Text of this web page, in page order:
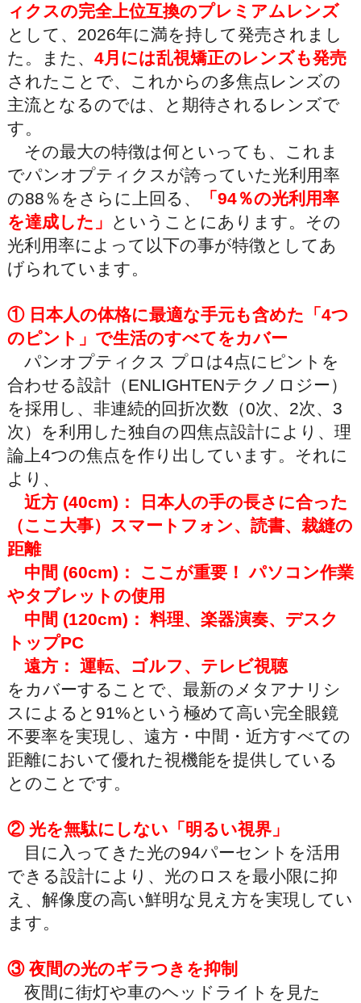
ィクスの完全上位互換のプレミアムレンズ
として、2026年に満を持して発売されまし
た。また、 4月には乱視矯正のレンズも発売
されたことで、これからの多焦点レンズの
主流となるのでは、と期待されるレンズで
す。
その最大の特徴は何といっても、これま
でパンオプティクスが誇っていた光利用率
の88％をさらに上回る、
「94％の光利用率
を達成した」
ということにあります。その
光利用率によって以下の事が特徴としてあ
げられています。
① 日本人の体格に最適な手元も含めた「4つ
のピント」で生活のすべてをカバー
パンオプティクス プロは4点にピントを
合わせる設計（ENLIGHTENテクノロジー）
を採用し、非連続的回折次数（0次、2次、3
次）を利用した独自の四焦点設計により、理
論上4つの焦点を作り出しています。それに
より、
近方 (40cm)： 日本人の手の長さに合った
（ここ大事）スマートフォン、読書、裁縫の
距離
中間 (60cm)： ここが重要！ パソコン作業
やタブレットの使用
中間 (120cm)： 料理、楽器演奏、デスク
トップPC
遠方： 運転、ゴルフ、テレビ視聴
をカバーすることで、最新のメタアナリシ
スによると91%という極めて高い完全眼鏡
不要率を実現し、遠方・中間・近方すべての
距離において優れた視機能を提供している
とのことです。
② 光を無駄にしない「明るい視界」
目に入ってきた光の94パーセントを活用
できる設計により、光のロスを最小限に抑
え、解像度の高い鮮明な見え方を実現してい
ます。
③ 夜間の光のギラつきを抑制
夜間に街灯や車のヘッドライトを見た